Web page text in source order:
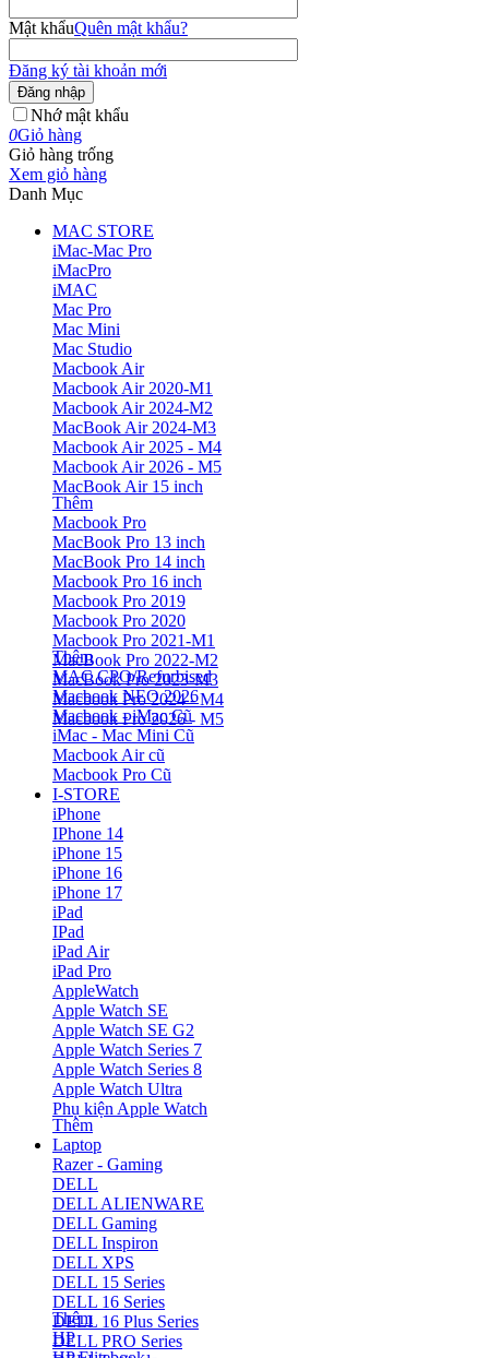
Mật khẩuQuên mật khẩu?
Đăng ký tài khoản mới
Đăng nhập
Nhớ mật khẩu
0Giỏ hàng
Giỏ hàng trống
Xem giỏ hàng
Danh Mục
MAC STORE
iMac-Mac Pro
iMacPro
iMAC
Mac Pro
Mac Mini
Mac Studio
Macbook Air
Macbook Air 2020-M1
Macbook Air 2024-M2
MacBook Air 2024-M3
Macbook Air 2025 - M4
Macbook Air 2026 - M5
MacBook Air 15 inch
Thêm
Macbook Pro
MacBook Pro 13 inch
MacBook Pro 14 inch
Macbook Pro 16 inch
Macbook Pro 2019
Macbook Pro 2020
Macbook Pro 2021-M1
MacBook Pro 2022-M2
MacBook Pro 2023-M3
Macbook Pro 2024 - M4
Macbook Pro 2026 - M5
Thêm
MAC CPO/Refurbised
Macbook NEO 2026
Macbook - iMac Cũ
iMac - Mac Mini Cũ
Macbook Air cũ
Macbook Pro Cũ
I-STORE
iPhone
IPhone 14
iPhone 15
iPhone 16
iPhone 17
iPad
IPad
iPad Air
iPad Pro
AppleWatch
Apple Watch SE
Apple Watch SE G2
Apple Watch Series 7
Apple Watch Series 8
Apple Watch Ultra
Phụ kiện Apple Watch
Thêm
Laptop
Razer - Gaming
DELL
DELL ALIENWARE
DELL Gaming
DELL Inspiron
DELL XPS
DELL 15 Series
DELL 16 Series
DELL 16 Plus Series
DELL PRO Series
Thêm
HP